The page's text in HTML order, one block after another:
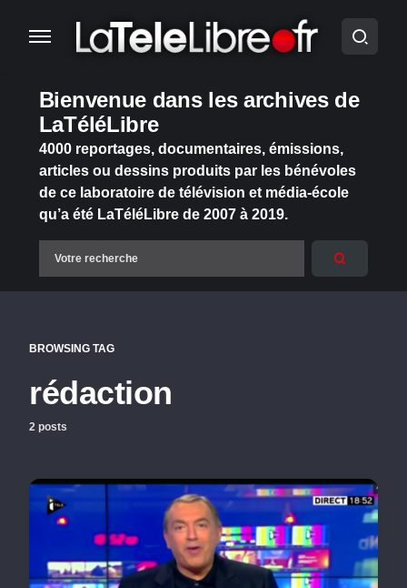
Bienvenue dans les archives de
LaTéléLibre
4000 reportages, documentaires, émissions,
articles ou dessins produits par les bénévoles
de ce laboratoire de télévision et média-école
qu’a été LaTéléLibre de 2007 à 2019.
BROWSING TAG
rédaction
2 posts